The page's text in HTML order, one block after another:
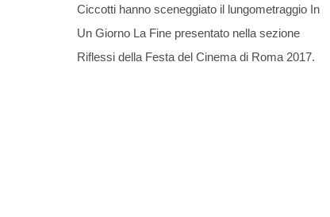
Ciccotti hanno sceneggiato il lungometraggio In
Un Giorno La Fine presentato nella sezione
Riflessi della Festa del Cinema di Roma 2017.